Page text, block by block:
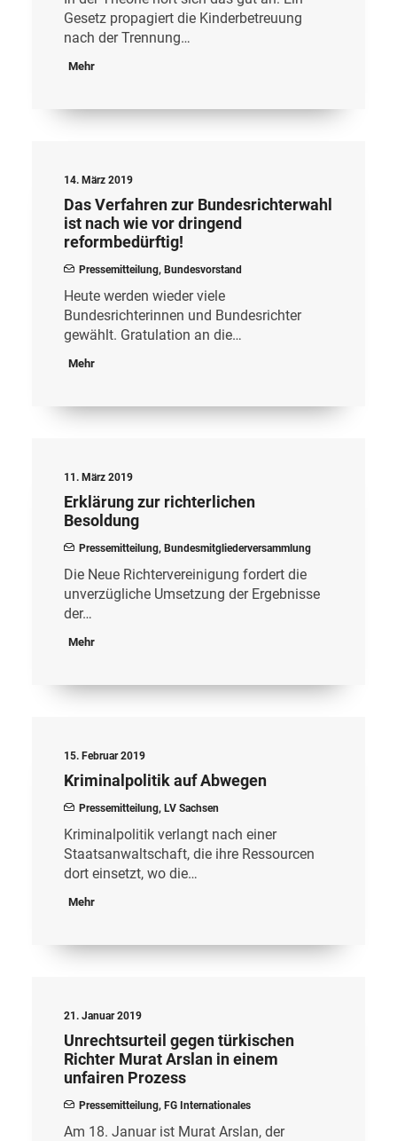
Gesetz propagiert die Kinderbetreuung
nach der Trennung…
Mehr
14. März 2019
Das Verfahren zur Bundesrichterwahl
ist nach wie vor dringend
reformbedürftig!
Pressemitteilung, Bundesvorstand
Heute werden wieder viele
Bundesrichterinnen und Bundesrichter
gewählt. Gratulation an die…
Mehr
11. März 2019
Erklärung zur richterlichen
Besoldung
Pressemitteilung, Bundesmitgliederversammlung
Die Neue Richtervereinigung fordert die
unverzügliche Umsetzung der Ergebnisse
der…
Mehr
15. Februar 2019
Kriminalpolitik auf Abwegen
Pressemitteilung, LV Sachsen
Kriminalpolitik verlangt nach einer
Staatsanwaltschaft, die ihre Ressourcen
dort einsetzt, wo die…
Mehr
21. Januar 2019
Unrechtsurteil gegen türkischen
Richter Murat Arslan in einem
unfairen Prozess
Pressemitteilung, FG Internationales
Am 18. Januar ist Murat Arslan, der